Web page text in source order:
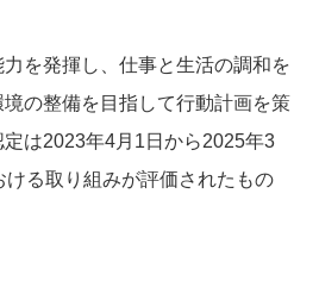
を発揮し、仕事と生活の調和を
の整備を目指して行動計画を策
は2023年4月1日から2025年3
ける取り組みが評価されたもの